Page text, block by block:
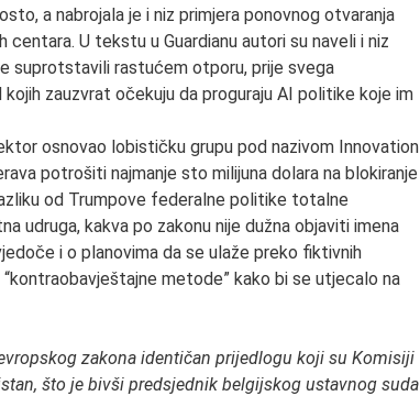
a nabrojala je i niz primjera ponovnog otvaranja
U tekstu u Guardianu autori su naveli i niz
suprotstavili rastućem otporu, prije svega
zauzvrat očekuju da proguraju AI politike koje im
osnovao lobističku grupu pod nazivom Innovation
potrošiti najmanje sto milijuna dolara na blokiranje
od Trumpove federalne politike totalne
udruga, kakva po zakonu nije dužna objaviti imena
i o planovima da se ulaže preko fiktivnih
metode” kako bi se utjecalo na
zakona identičan prijedlogu koji su Komisiji
što je bivši predsjednik belgijskog ustavnog suda